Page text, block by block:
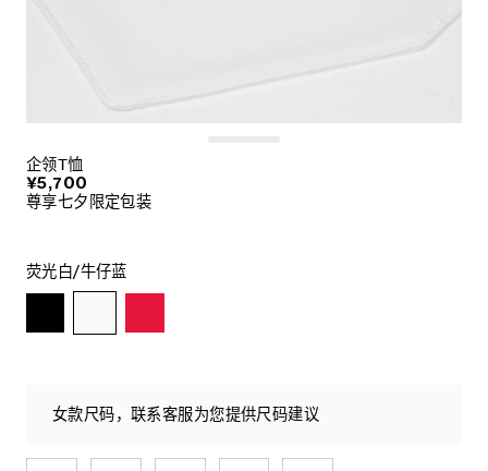
企领T恤
¥5,700
尊享七夕限定包装
荧光白/牛仔蓝
女款尺码，联系客服为您提供尺码建议